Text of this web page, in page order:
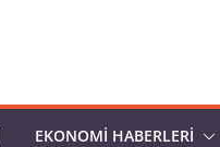
EKONOMI HABERLERI